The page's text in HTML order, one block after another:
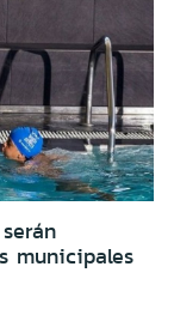
municipales